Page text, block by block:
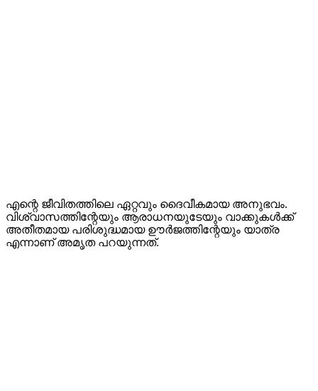
എന്റെ ജീവിതത്തിലെ ഏറ്റവും ദൈവീകമായ അനുഭവം.
വിശ്വാസത്തിന്റേയും ആരാധനയുടേയും വാക്കുകള്‍ക്ക്
അതീതമായ പരിശുദ്ധമായ ഊര്‍ജത്തിന്റേയും യാത്ര
എന്നാണ് അമൃത പറയുന്നത്.